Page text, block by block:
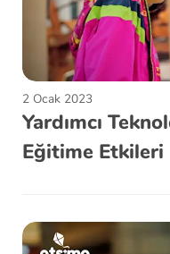
2 Ocak 2023
Yardımcı
Eğitime Etkileri